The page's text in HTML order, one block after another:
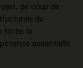
de coup de
du
forte: la
essentielle